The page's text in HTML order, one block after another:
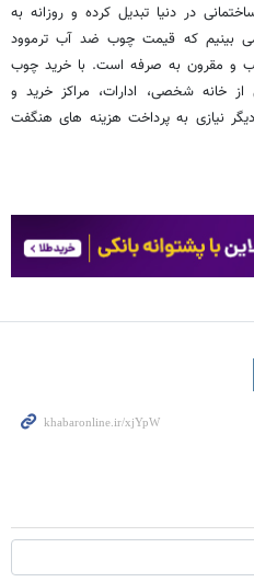
در دنیا تبدیل کرده و روزانه به
بینیم که قیمت چوب ضد آب ترموود
و مقرون به صرفه است. با خرید چوب
خانه شخصی، ادارات، مراکز خرید و
نیازی به پرداخت هزینه های هنگفت